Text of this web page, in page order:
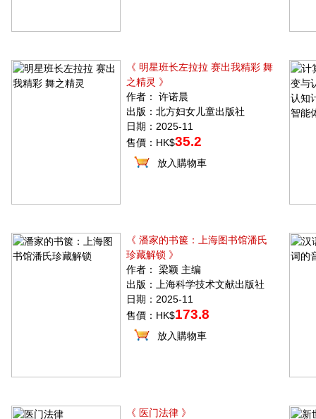
《 明星班长左拉拉 赛出我精彩 舞
之精灵 》
作者： 许诺晨
出版：北方妇女儿童出版社
日期：2025-11
售價：HK$35.2
放入購物車
《 潘家的书箧：上海图书馆潘氏
珍藏解锁 》
作者： 梁颖 主编
出版：上海科学技术文献出版社
日期：2025-11
售價：HK$173.8
放入購物車
《 医门法律 》